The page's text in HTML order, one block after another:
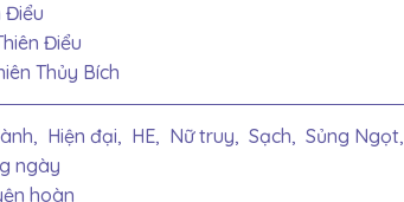
Điểu
Điểu
Thủy Bích
Hiện đại, HE, Nữ truy, Sạch, Sủng Ngọt,
ngày
hoàn